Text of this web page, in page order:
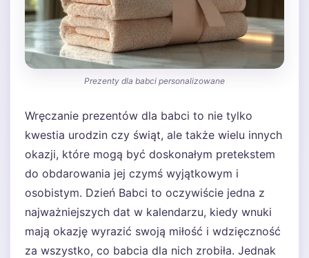
Prezenty dla babci personalizowane
Wręczanie prezentów dla babci to nie tylko
kwestia urodzin czy świąt, ale także wielu innych
okazji, które mogą być doskonałym pretekstem
do obdarowania jej czymś wyjątkowym i
osobistym. Dzień Babci to oczywiście jedna z
najważniejszych dat w kalendarzu, kiedy wnuki
mają okazję wyrazić swoją miłość i wdzięczność
za wszystko, co babcia dla nich zrobiła. Jednak